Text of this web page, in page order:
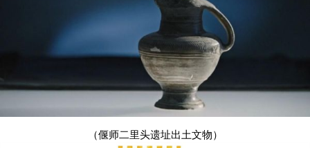
（偃师二里头遗址出土文物）